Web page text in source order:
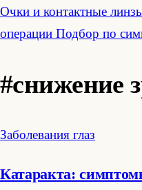
Очки и контактные
операции Подбор по
#снижение
Заболевания глаз
Катаракта: